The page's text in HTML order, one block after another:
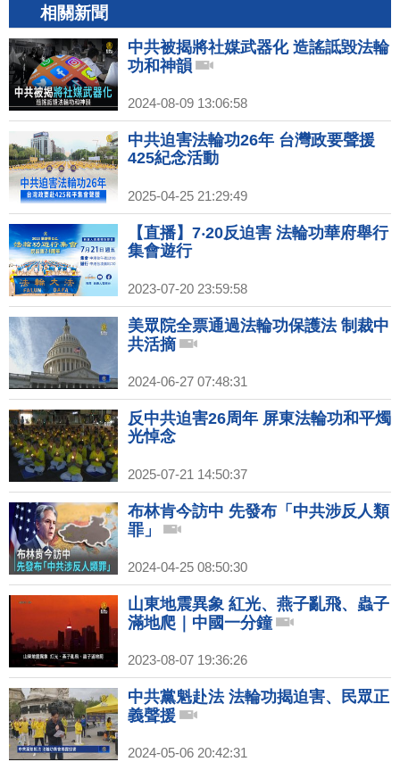
相關新聞
中共被揭將社媒武器化 造謠詆毀法輪
功和神韻
2024-08-09 13:06:58
中共迫害法輪功26年 台灣政要聲援
425紀念活動
2025-04-25 21:29:49
【直播】7‧20反迫害 法輪功華府舉行
集會遊行
2023-07-20 23:59:58
美眾院全票通過法輪功保護法 制裁中
共活摘
2024-06-27 07:48:31
反中共迫害26周年 屏東法輪功和平燭
光悼念
2025-07-21 14:50:37
布林肯今訪中 先發布「中共涉反人類
罪」
2024-04-25 08:50:30
山東地震異象 紅光、燕子亂飛、蟲子
滿地爬｜中國一分鐘
2023-08-07 19:36:26
中共黨魁赴法 法輪功揭迫害、民眾正
義聲援
2024-05-06 20:42:31